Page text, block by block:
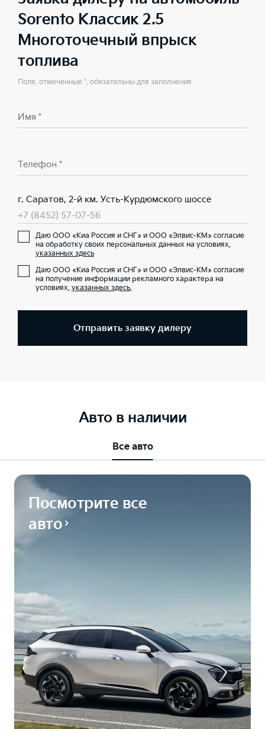
Sorento Классик 2.5
Многоточечный впрыск
топлива
Поля, отмеченные *, обязательны для заполнения
Имя *
Телефон *
г. Саратов, 2-й км. Усть-Курдюмского шоссе
+7 (8452) 57-07-56
Даю ООО «Киа Россия и СНГ» и ООО «Элвис-КМ» согласие
на обработку своих персональных данных на условиях,
указанных здесь
Даю ООО «Киа Россия и СНГ» и ООО «Элвис-КМ» согласие
на получение информации рекламного характера на
условиях, указанных здесь.
Отправить заявку дилеру
Авто в наличии
Все авто
Посмотрите все
авто